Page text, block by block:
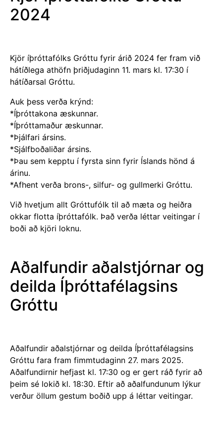
2024
Kjör íþróttafólks Gróttu fyrir árið 2024 fer fram við
hátíðlega athöfn þriðjudaginn 11. mars kl. 17:30 í
hátíðarsal Gróttu.
Auk þess verða krýnd:
*Íþróttakona æskunnar.
*Íþróttamaður æskunnar.
*Þjálfari ársins.
*Sjálfboðaliðar ársins.
*Þau sem kepptu í fyrsta sinn fyrir Íslands hönd á
árinu.
*Afhent verða brons-, silfur- og gullmerki Gróttu.
Við hvetjum allt Gróttufólk til að mæta og heiðra
okkar flotta íþróttafólk. Það verða léttar veitingar í
boði að kjöri loknu.
Aðalfundir aðalstjórnar og
deilda Íþróttafélagsins
Gróttu
Aðalfundir aðalstjórnar og deilda Íþróttafélagsins
Gróttu fara fram fimmtudaginn 27. mars 2025.
Aðalfundirnir hefjast kl. 17:30 og er gert ráð fyrir að
þeim sé lokið kl. 18:30. Eftir að aðalfundunum lýkur
verður öllum gestum boðið upp á léttar veitingar.